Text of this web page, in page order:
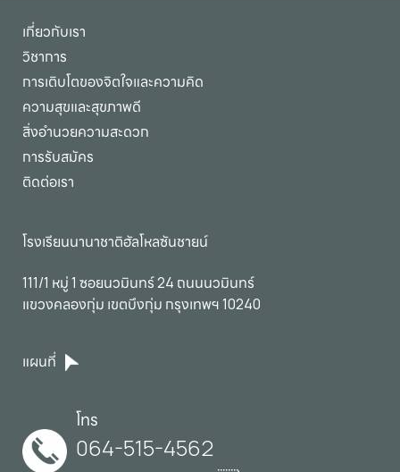
เกี่ยวกับเรา
วิชาการ
การเติบโตของจิตใจและความคิด
ความสุขและสุขภาพดี
สิ่งอำนวยความสะดวก
การรับสมัคร
ติดต่อเรา
โรงเรียนนานาชาติฮัลโหลซันชายน์
111/1 หมู่ 1 ซอยนวมินทร์ 24 ถนนนวมินทร์
แขวงคลองกุ่ม เขตบึงกุ่ม กรุงเทพฯ 10240
แผนที่
โทร
064-515-4562